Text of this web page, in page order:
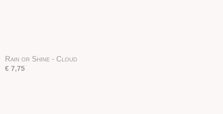
Rain or Shine - Cloud
€ 7,75